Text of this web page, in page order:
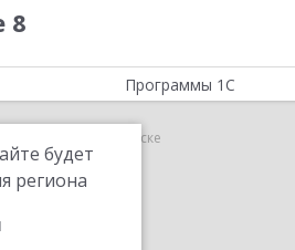
8
будет
региона
Программы 1С
1C-UMI в Вольске